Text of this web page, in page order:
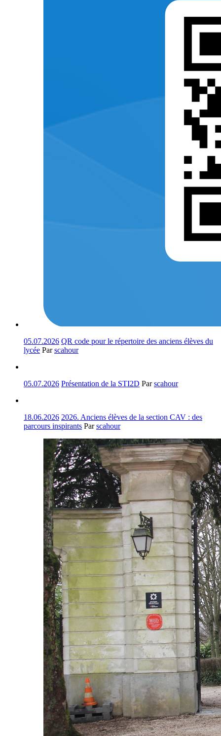
05.07.2026 QR code pour le répertoire des anciens élèves du
lycée Parscahour
05.07.2026 Présentation de la STI2D Parscahour
18.06.2026 2026. Anciens élèves de la section CAV : des
parcours inspirants Parscahour